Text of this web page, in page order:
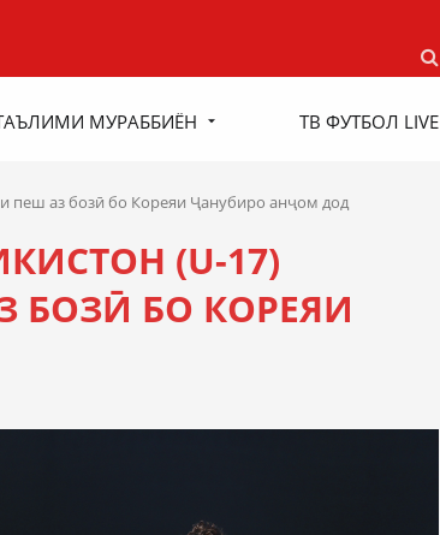
МУРАББИЁН ТВ ФУТБОЛ LIVE
пеш аз бозӣ бо Кореяи Ҷанубиро анҷом дод
(U-17)
БО КОРЕЯИ